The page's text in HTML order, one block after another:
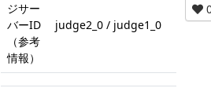
ジサー
バーID
（参考
情報）
judge2_0 / judge1_0